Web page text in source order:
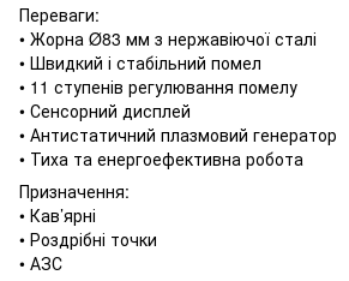
Переваги:
• Жорна Ø83 мм з нержавіючої сталі
• Швидкий і стабільний помел
• 11 ступенів регулювання помелу
• Сенсорний дисплей
• Антистатичний плазмовий генератор
• Тиха та енергоефективна робота
Призначення:
• Кав’ярні
• Роздрібні точки
• АЗС